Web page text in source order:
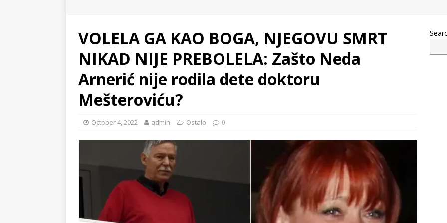
VOLELA GA KAO BOGA, NJEGOVU SMRT
NIKAD NIJE PREBOLELA: Zašto Neda
Arnerić nije rodila dete doktoru
Mešteroviću?
October 4, 2022 admin Ostalo 0